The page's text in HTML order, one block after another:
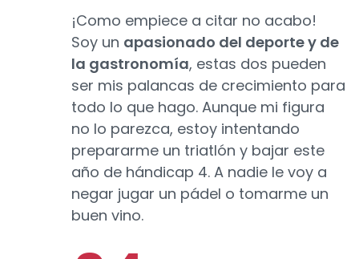
¡Como empiece a citar no acabo!
Soy un apasionado del deporte y de
la gastronomía, estas dos pueden
ser mis palancas de crecimiento para
todo lo que hago. Aunque mi figura
no lo parezca, estoy intentando
prepararme un triatlón y bajar este
año de hándicap 4. A nadie le voy a
negar jugar un pádel o tomarme un
buen vino.